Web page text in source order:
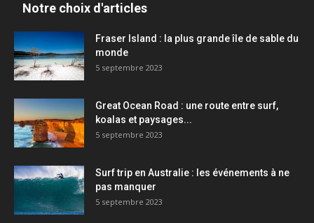
Notre choix d'articles
Fraser Island : la plus grande île de sable du
monde
5 septembre 2023
Great Ocean Road : une route entre surf,
koalas et paysages...
5 septembre 2023
Surf trip en Australie : les événements à ne
pas manquer
5 septembre 2023